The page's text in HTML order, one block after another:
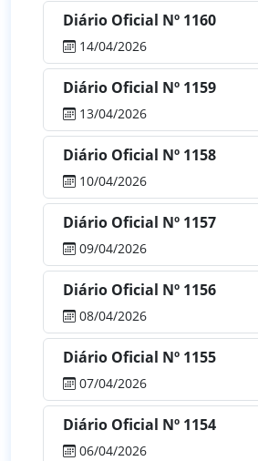
Diário Oficial Nº 1160
14/04/2026
Diário Oficial Nº 1159
13/04/2026
Diário Oficial Nº 1158
10/04/2026
Diário Oficial Nº 1157
09/04/2026
Diário Oficial Nº 1156
08/04/2026
Diário Oficial Nº 1155
07/04/2026
Diário Oficial Nº 1154
06/04/2026